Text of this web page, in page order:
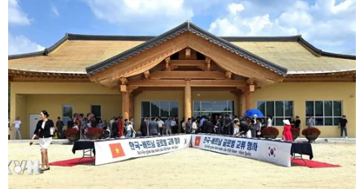
nắng nóng
06/08/2026 03:02
Thành phố Hồ Chí Minh triển khai 8
dự án trạm trung chuyển rác công
nghệ khép kín
06/08/2026 03:01